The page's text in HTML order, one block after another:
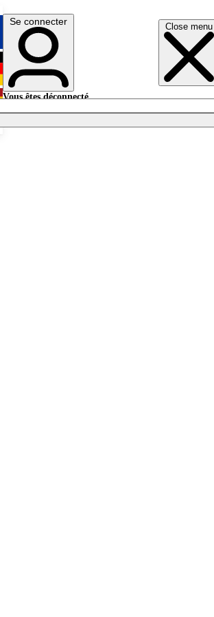
Close menu
English
Deutsch
Se connecter
Vous êtes déconnecté.